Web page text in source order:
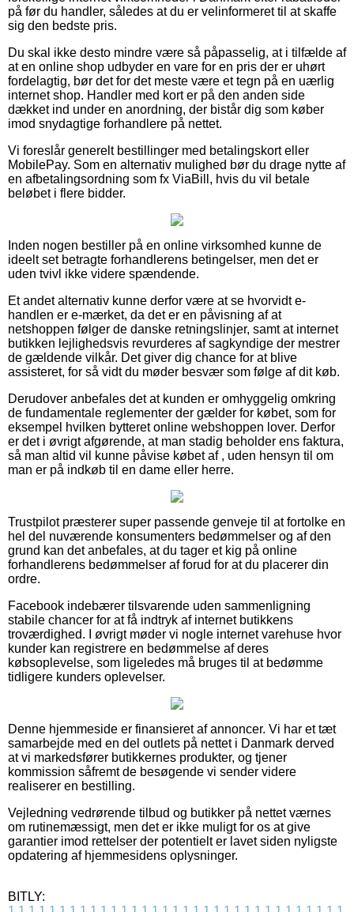
på før du handler, således at du er velinformeret til at skaffe
sig den bedste pris.
Du skal ikke desto mindre være så påpasselig, at i tilfælde af
at en online shop udbyder en vare for en pris der er uhørt
fordelagtig, bør det for det meste være et tegn på en uærlig
internet shop. Handler med kort er på den anden side
dækket ind under en anordning, der bistår dig som køber
imod snydagtige forhandlere på nettet.
Vi foreslår generelt bestillinger med betalingskort eller
MobilePay. Som en alternativ mulighed bør du drage nytte af
en afbetalingsordning som fx ViaBill, hvis du vil betale
beløbet i flere bidder.
Inden nogen bestiller på en online virksomhed kunne de
ideelt set betragte forhandlerens betingelser, men det er
uden tvivl ikke videre spændende.
Et andet alternativ kunne derfor være at se hvorvidt e-
handlen er e-mærket, da det er en påvisning af at
netshoppen følger de danske retningslinjer, samt at internet
butikken lejlighedsvis revurderes af sagkyndige der mestrer
de gældende vilkår. Det giver dig chance for at blive
assisteret, for så vidt du møder besvær som følge af dit køb.
Derudover anbefales det at kunden er omhyggelig omkring
de fundamentale reglementer der gælder for købet, som for
eksempel hvilken bytteret online webshoppen lover. Derfor
er det i øvrigt afgørende, at man stadig beholder ens faktura,
så man altid vil kunne påvise købet af , uden hensyn til om
man er på indkøb til en dame eller herre.
Trustpilot præsterer super passende genveje til at fortolke en
hel del nuværende konsumenters bedømmelser og af den
grund kan det anbefales, at du tager et kig på online
forhandlerens bedømmelser af forud for at du placerer din
ordre.
Facebook indebærer tilsvarende uden sammenligning
stabile chancer for at få indtryk af internet butikkens
troværdighed. I øvrigt møder vi nogle internet varehuse hvor
kunder kan registrere en bedømmelse af deres
købsoplevelse, som ligeledes må bruges til at bedømme
tidligere kunders oplevelser.
Denne hjemmeside er finansieret af annoncer. Vi har et tæt
samarbejde med en del outlets på nettet i Danmark derved
at vi markedsfører butikkernes produkter, og tjener
kommission såfremt de besøgende vi sender videre
realiserer en bestilling.
Vejledning vedrørende tilbud og butikker på nettet værnes
om rutinemæssigt, men det er ikke muligt for os at give
garantier imod rettelser der potentielt er lavet siden nyligste
opdatering af hjemmesidens oplysninger.
BITLY: